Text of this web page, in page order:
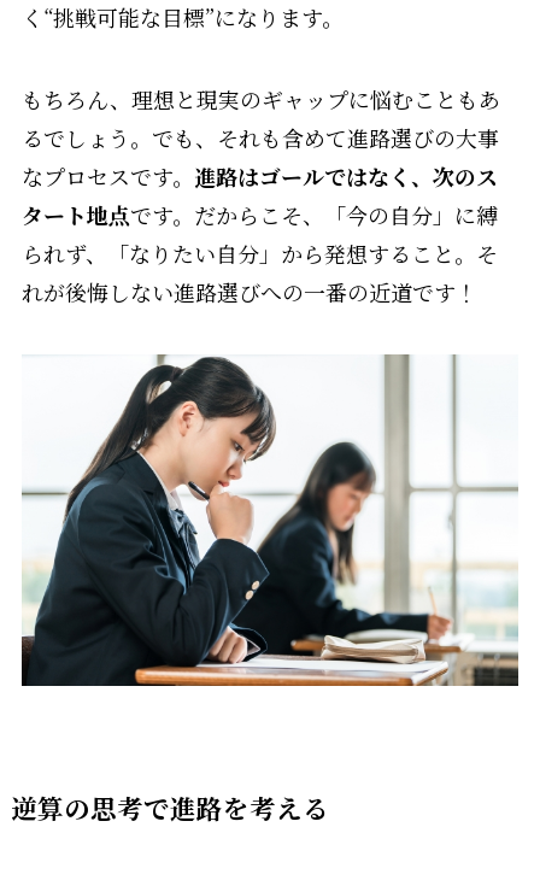
く“挑戦可能な目標”になります。
もちろん、理想と現実のギャップに悩むこともあ
るでしょう。でも、それも含めて進路選びの大事
なプロセスです。 進路はゴールではなく、次のス
タート地点です。だからこそ、「今の自分」に縛
られず、「なりたい自分」から発想すること。そ
れが後悔しない進路選びへの一番の近道です！
逆算の思考で進路を考える